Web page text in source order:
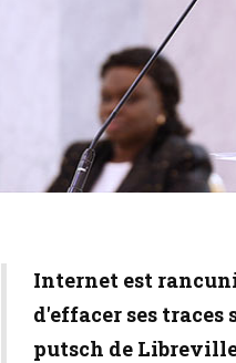
Internet est
d'effacer ses
putsch de